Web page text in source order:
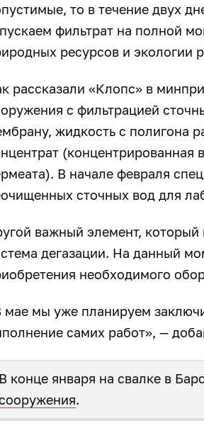
то в течение двух
фильтрат на полной
ресурсов и экологии
рассказали «Клопс» в
с фильтрацией
жидкость с полигона
(концентрированная
В начале февраля
сточных вод для
важный элемент, который
дегазации. На данный
необходимого
мае мы уже планируем
самих работ», —
В конце января на свалке в
.